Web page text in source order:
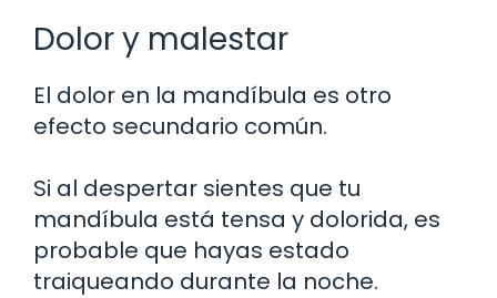
Dolor y malestar
El dolor en la mandíbula es otro
efecto secundario común.
Si al despertar sientes que tu
mandíbula está tensa y dolorida, es
probable que hayas estado
traiqueando durante la noche.